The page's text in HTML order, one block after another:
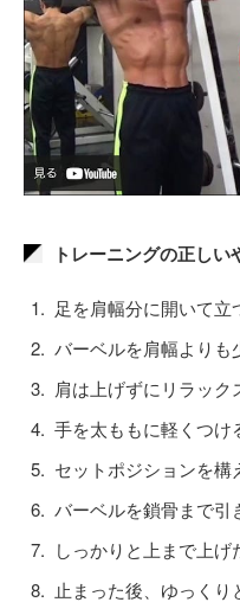
トレーニングの正しい
足を肩幅分に開いて立
バーベルを肩幅よりも
肩は上げずにリラック
手を太ももに軽くつけ
セットポジションを構
バーベルを鎖骨まで引
しっかりと上まで上げ
止まった後、ゆっくり